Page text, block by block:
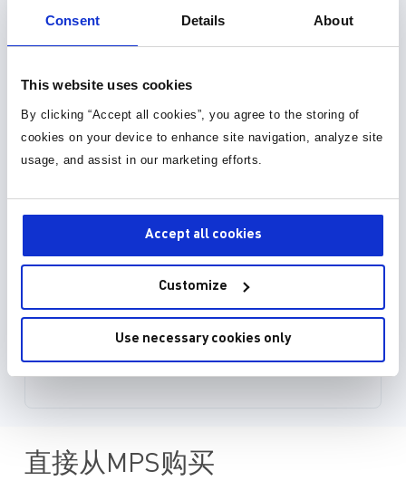
Consent Details About
This website uses cookies
By clicking “Accept all cookies”, you agree to the storing of
cookies on your device to enhance site navigation, analyze site
usage, and assist in our marketing efforts.
Accept all cookies
Customize
Use necessary cookies only
直接从MPS购买